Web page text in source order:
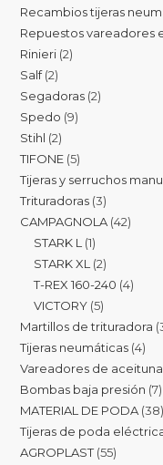
Recambios tijeras
Repuestos vareadores
Rinieri 2
Salf 2
Segadoras 2
Spedo 9
Stihl 2
TIFONE 5
Tijeras y serruchos
Trituradoras 3
CAMPAGNOLA 42
STARK L 1
STARK XL 2
T-REX 160-240 4
VICTORY 5
Martillos de trituradora
Tijeras neumáticas 4
Vareadores de
Bombas baja presión 7
MATERIAL DE PODA 38
Tijeras de poda
AGROPLAST 55